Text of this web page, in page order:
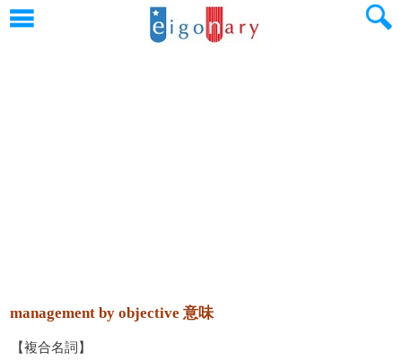
management by objective 意味
【複合名詞】